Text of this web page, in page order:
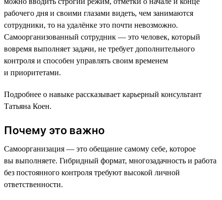
рабочего дня и своими глазами видеть, чем занимаются
сотрудники, то на удалёнке это почти невозможно.
Самоорганизованный сотрудник — это человек, который
вовремя выполняет задачи, не требует дополнительного
контроля и способен управлять своим временем
и приоритетами.
Подробнее о навыке рассказывает карьерный консультант
Татьяна Коен.
Почему это важно
Самоорганизация — это обещание самому себе, которое
вы выполняете. Гибридный формат, многозадачность и работа
без постоянного контроля требуют высокой личной
ответственности.